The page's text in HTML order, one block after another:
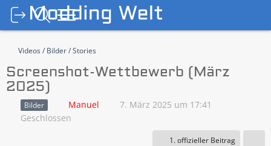
Videos / Bilder / Stories
Screenshot-Wettbewerb (März
2025)
Bilder Manuel
7. März 2025 um 17:41
Geschlossen
1. offizieller Beitrag